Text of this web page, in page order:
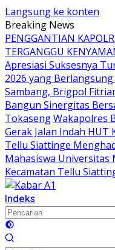
Langsung ke konten
Breaking News
PENGGANTIAN
TERGANGGU
Apresiasi Suksesnya
2026 yang
Sambang, Brigpol
Bangun Sinergitas
TokasengWakapolres
Gerak Jalan Indah HUT
Tellu Siattinge
Mahasiswa Universitas
Kecamatan Tellu
Indeks